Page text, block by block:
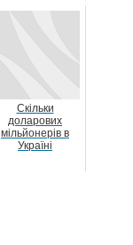
Скільки
доларових
мільйонерів в
Україні